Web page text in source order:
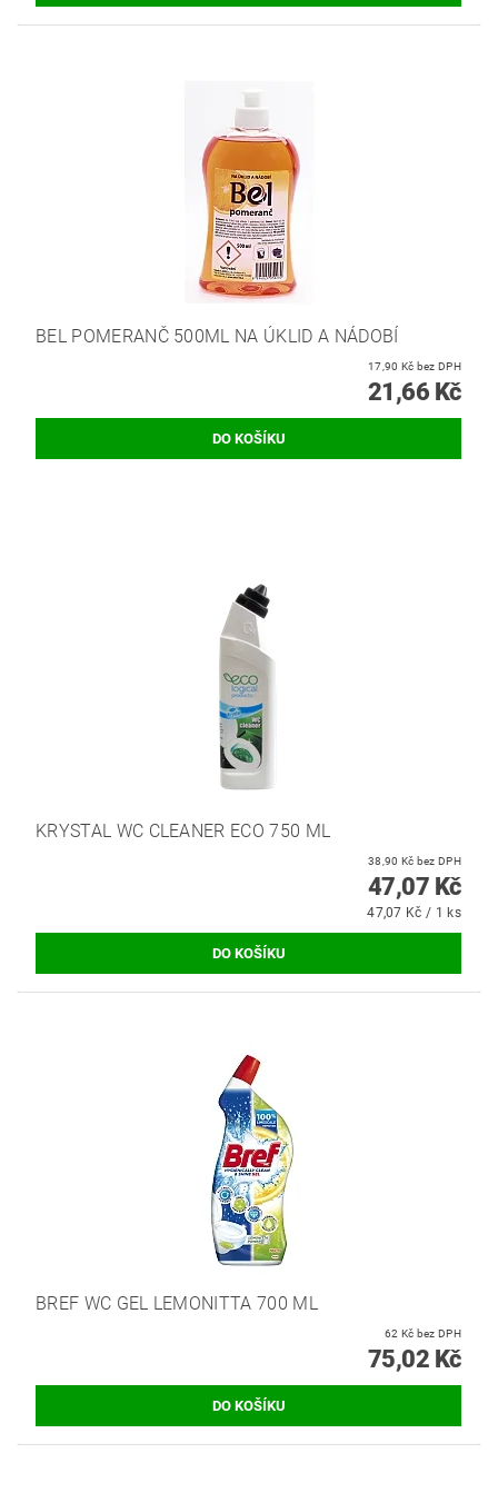
BEL POMERANČ 500ML NA ÚKLID A NÁDOBÍ
17,90 Kč bez DPH
21,66 Kč
KRYSTAL WC CLEANER ECO 750 ML
38,90 Kč bez DPH
47,07 Kč
47,07 Kč / 1 ks
BREF WC GEL LEMONITTA 700 ML
62 Kč bez DPH
75,02 Kč